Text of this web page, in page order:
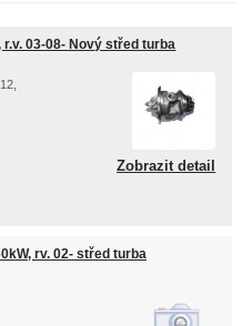
r.v. 03-08- Nový střed turba
Zobrazit detail
rv. 02- střed turba